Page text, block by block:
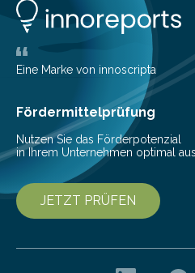
zeigen, dass sich die jeweils
deutlich unterscheiden. Die
wurden im Fachmagazin
veröffentlicht. „Schlechter…
Eine Marke von innoscripta
Fördermittelprüfung
Nutzen Sie das Förderpotenzial
in Ihrem Unternehmen optimal
JETZT PRÜFEN